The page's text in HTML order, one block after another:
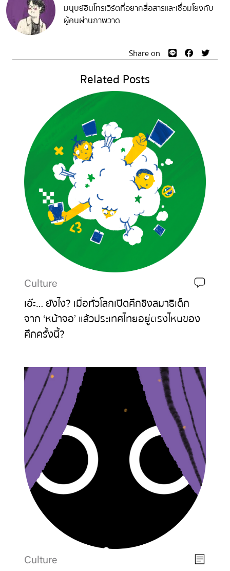
มนุษย์อินโทรเวิร์ตที่อยากสื่อสารและเชื่อมโยงกับ
ผู้คนผ่านภาพวาด
Share on
Related Posts
Culture
เอ๊ะ… ยังไง? เมื่อทั่วโลกเปิดศึกชิงสมาธิเด็ก
จาก ‘หน้าจอ’ แล้วประเทศไทยอยู่ตรงไหนของ
ศึกครั้งนี้?
Culture